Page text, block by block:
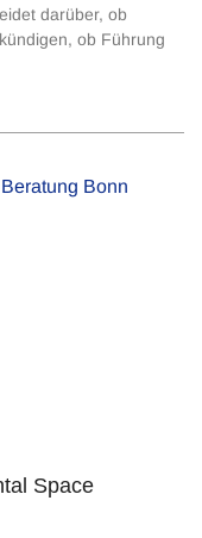
darüber, ob
ob Führung
Space